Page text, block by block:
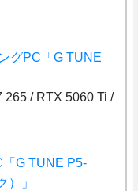
グPC「G TUNE
265 / RTX 5060 Ti /
「G TUNE P5-
）」